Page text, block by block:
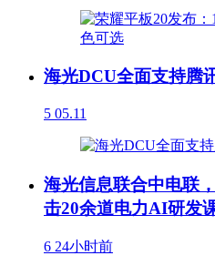
海光DCU全面支持腾
5 05.11
海光信息联合中电联
击20余道电力AI研发
6 24小时前